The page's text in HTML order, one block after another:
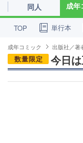
同人 成年
TOP 単行本
成年コミック 出版社／著
数量限定 今日